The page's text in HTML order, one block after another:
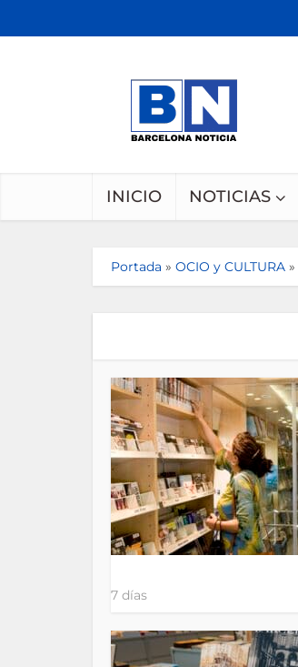
INICIO NOTICIAS
Portada » OCIO y CULTURA »
7 días